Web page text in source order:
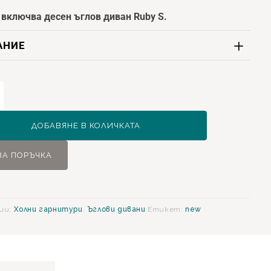
десен ъглов диван Ruby S.
ДОБАВЯНЕ В КОЛИЧКАТА
ПОРЪЧКА
Холни гарнитури Ъглови дивани Етикет:new